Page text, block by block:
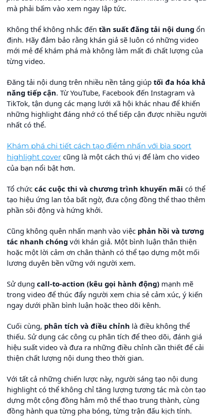
mà phải bấm vào xem ngay lập tức.
Không thể không nhắc đến tần suất đăng tải nội dung ổn
định. Hãy đảm bảo rằng khán giả sẽ luôn có những video
mới mẻ để khám phá mà không làm mất đi chất lượng của
từng video.
Đăng tải nội dung trên nhiều nền tảng giúp tối đa hóa khả
năng tiếp cận. Từ YouTube, Facebook đến Instagram và
TikTok, tận dụng các mạng lưới xã hội khác nhau để khiến
những highlight đáng nhớ có thể tiếp cận được nhiều người
nhất có thể.
Khám phá chi tiết cách tạo điểm nhấn với bìa sport
highlight cover cũng là một cách thú vị để làm cho video
của bạn nổi bật hơn.
Tổ chức các cuộc thi và chương trình khuyến mãi có thể
tạo hiệu ứng lan tỏa bất ngờ, đưa cộng đồng thể thao thêm
phần sôi động và hứng khởi.
Cũng không quên nhấn mạnh vào việc phản hồi và tương
tác nhanh chóng với khán giả. Một bình luận thân thiện
hoặc một lời cảm ơn chân thành có thể tạo dựng một mối
lương duyên bền vững với người xem.
Sử dụng call-to-action (kêu gọi hành động) mạnh mẽ
trong video để thúc đẩy người xem chia sẻ cảm xúc, ý kiến
ngay dưới phần bình luận hoặc theo dõi kênh.
Cuối cùng, phân tích và điều chỉnh là điều không thể
thiếu. Sử dụng các công cụ phân tích để theo dõi, đánh giá
hiệu suất video và đưa ra những điều chỉnh cần thiết để cải
thiện chất lượng nội dung theo thời gian.
Với tất cả những chiến lược này, người sáng tạo nội dung
highlight có thể không chỉ tăng lượng tương tác mà còn tạo
dựng một cộng đồng hâm mộ thể thao trung thành, cùng
đồng hành qua từng pha bóng, từng trận đấu kịch tính.